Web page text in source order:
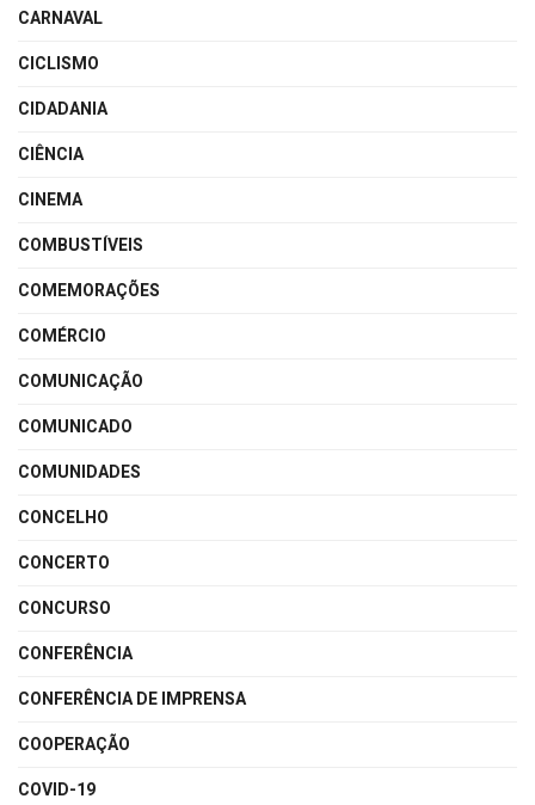
CARNAVAL
CICLISMO
CIDADANIA
CIÊNCIA
CINEMA
COMBUSTÍVEIS
COMEMORAÇÕES
COMÉRCIO
COMUNICAÇÃO
COMUNICADO
COMUNIDADES
CONCELHO
CONCERTO
CONCURSO
CONFERÊNCIA
CONFERÊNCIA DE IMPRENSA
COOPERAÇÃO
COVID-19